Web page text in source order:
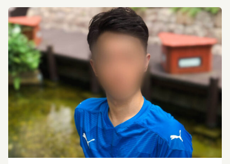
料金は当日施術前にお支払いください。
感染症防止対策について